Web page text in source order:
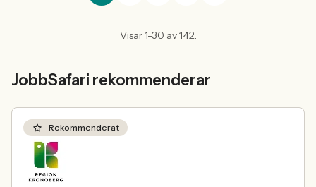
Visar 1-30 av 142.
JobbSafari rekommenderar
Rekommenderat